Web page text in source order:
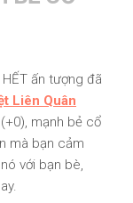
ấn tượng đã
Liên Quân
mạnh bẻ cổ
mà bạn cảm
với bạn bè,